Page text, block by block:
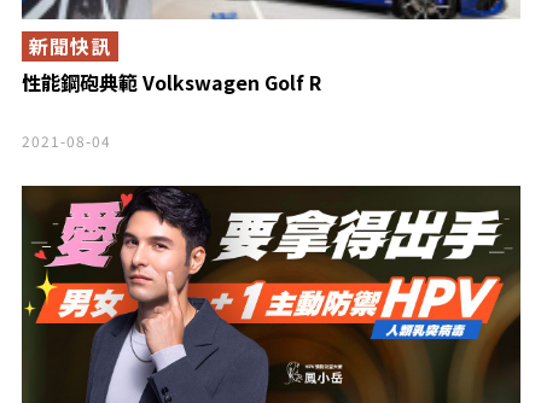
性能鋼砲典範 Volkswagen Golf R
新聞快訊
2021-08-04